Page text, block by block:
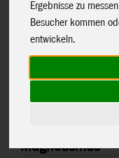
Ergebnisse zu
Besucher kommen
entwickeln.
Home>Neuheiten 2026
01-26>
Magnetismus